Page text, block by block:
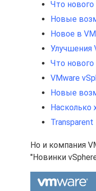
Что нового
Новые
Новое в
Улучшения
Что нового
VMware
Новые
Насколько
Но и компания
"Новинки